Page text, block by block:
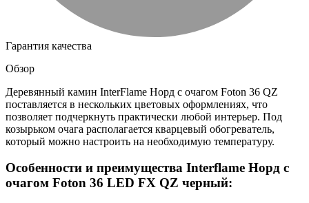
Гарантия качества
Обзор
Деревянный камин InterFlame Норд с очагом Foton 36 QZ
поставляется в нескольких цветовых оформлениях, что
позволяет подчеркнуть практически любой интерьер. Под
козырьком очага располагается кварцевый обогреватель,
который можно настроить на необходимую температуру.
Особенности и преимущества Interflame Норд с
очагом Foton 36 LED FX QZ черный: